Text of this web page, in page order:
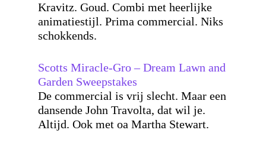
Kravitz. Goud. Combi met heerlijke
animatiestijl. Prima commercial. Niks
schokkends.
Scotts Miracle-Gro – Dream Lawn and
Garden Sweepstakes
De commercial is vrij slecht. Maar een
dansende John Travolta, dat wil je.
Altijd. Ook met oa Martha Stewart.